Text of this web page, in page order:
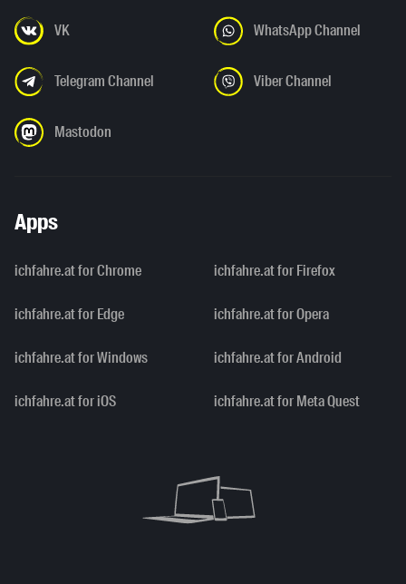
VK WhatsApp Channel
Telegram Channel Viber Channel
Mastodon
Apps
ichfahre.at for Chrome ichfahre.at for Firefox
ichfahre.at for Edge ichfahre.at for Opera
ichfahre.at for Windows ichfahre.at for Android
ichfahre.at for iOS ichfahre.at for Meta Quest